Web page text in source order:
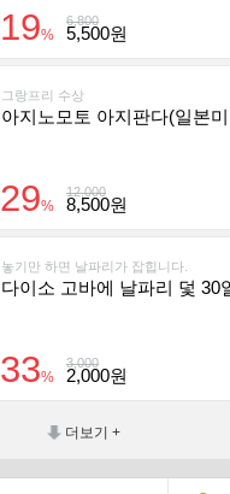
6,800
19% 5,500원
그랑프리 수상
아지노모토 아지판다(일본
12,000
29% 8,500원
놓기만 하면 날파리가 잡힙니다.
다이소 고바에 날파리 덫 30
3,000
33% 2,000원
더보기 +